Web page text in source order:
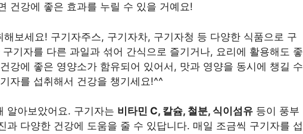
건강에 좋은 효과를 누릴 수 있을 거예요!
보세요! 구기자주스, 구기자차, 구기자청 등 다양한 식품으로 구
기자를 다른 과일과 섞어 간식으로 즐기거나, 요리에 활용해도 좋
강에 좋은 영양소가 함유되어 있어서, 맛과 영양을 동시에 챙길 수
자를 섭취해서 건강을 챙기세요!^^
알아보았어요. 구기자는 비타민 C, 칼슘, 철분, 식이섬유 등이 풍부
과 다양한 건강에 도움을 줄 수 있답니다. 매일 조금씩 구기자를 섭